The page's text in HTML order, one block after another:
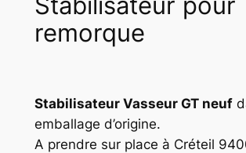
remorque
Stabilisateur Vasseur GT neuf
emballage d’origine.
A prendre sur place à Créteil